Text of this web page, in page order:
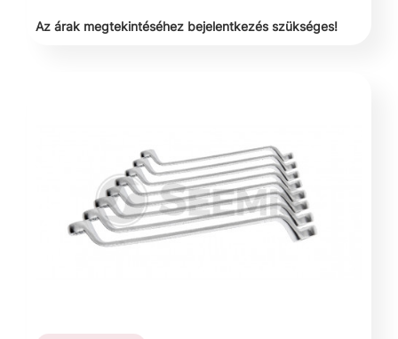
Az árak megtekintéséhez bejelentkezés szükséges!